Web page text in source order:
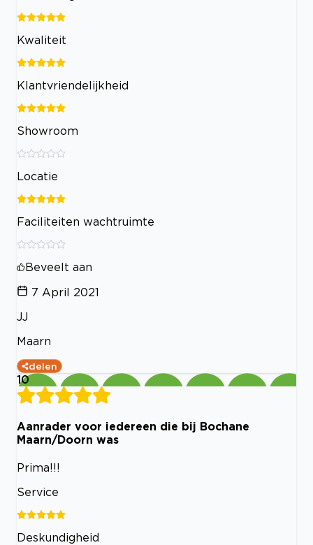
Kwaliteit
Klantvriendelijkheid
Showroom
Locatie
Faciliteiten wachtruimte
Beveelt aan
7 April 2021
JJ
Maarn
delen
10
Aanrader voor iedereen die bij Bochane
Maarn/Doorn was
Prima!!!
Service
Deskundigheid